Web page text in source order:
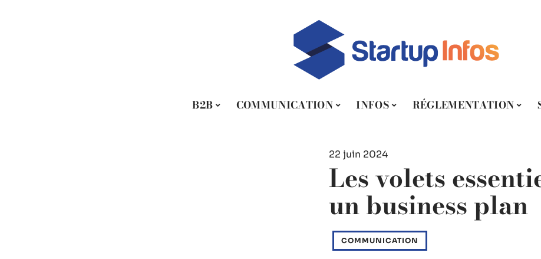
B2B COMMUNICATION INFOS RÉGLEMENTATION
22 juin 2024
Les volets
un business plan
COMMUNICATION